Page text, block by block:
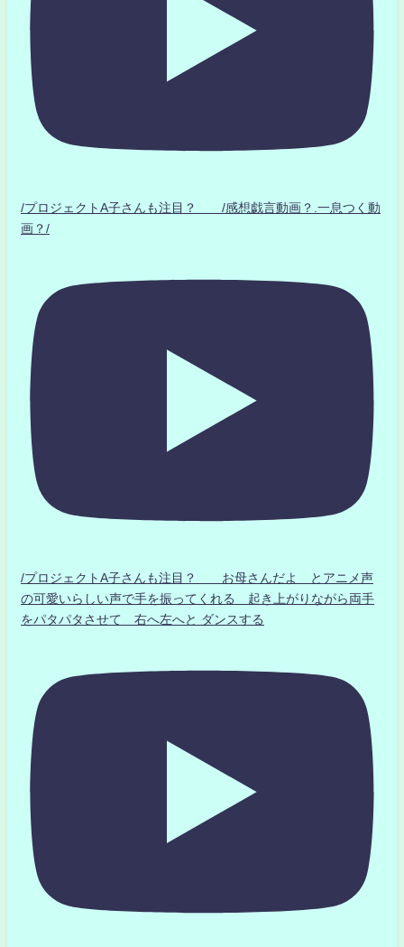
/プロジェクトA子さんも注目？ /感想戯言動画？.一息つく動
画？/
/プロジェクトA子さんも注目？ お母さんだよ とアニメ声
の可愛いらしい声で手を振ってくれる 起き上がりながら両手
をパタパタさせて 右へ左へと ダンスする